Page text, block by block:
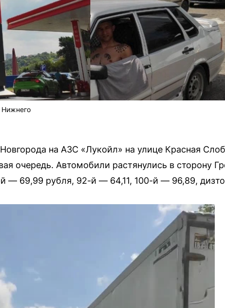
Нижнего
на АЗС «Лукойл» на улице Красная
очередь. Автомобили растянулись в сторону
й — 69,99 рубля, 92-й — 64,11, 100-й — 96,89,